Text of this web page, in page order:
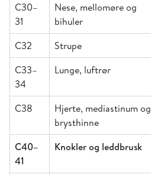
C30–
31
Nese, mellomøre og
bihuler
C32
Strupe
C33–
34
Lunge, luftrør
C38
Hjerte, mediastinum og
brysthinne
C40–
41
Knokler og leddbrusk